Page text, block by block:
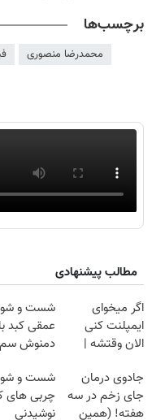
برچسب‌ها
محمدرضا منصوری
مطالب پیشنهادی
اگر میخوای
ایمپلنت کنی
الان وقتشه |
میلیون تومان!!!
شست و
عمقی کبد با
دمنوش سم
جادوی درمان
جای زخم در سه
هفته! (همین
شست و
چربی های
نوشیدنی